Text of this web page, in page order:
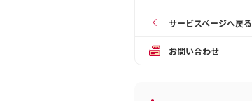
サービスページへ戻る
お問い合わせ